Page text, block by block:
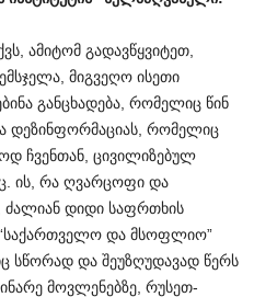
ამიტომ გადავწყვიტეთ,
მიგვეღო ისეთი
განცხადება, რომელიც წინ
დეზინფორმაციას, რომელიც
ჩვენთან, ცივილიზებულ
ის, რა ღვარცოფი და
ძალიან დიდი საფრთხის
“საქართველო და მსოფლიო”
სწორად და შეუზღუდავად წერს
მოვლენებზე, რუსეთ-